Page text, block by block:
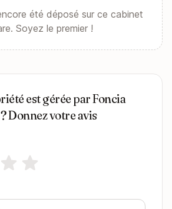
été déposé sur ce cabinet
Soyez le premier !
est gérée par Foncia
Donnez votre avis